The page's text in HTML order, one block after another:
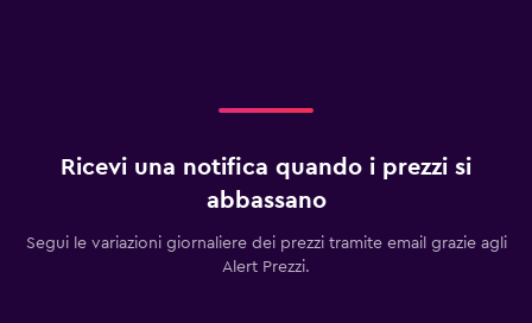
Ricevi una notifica quando i prezzi si
abbassano
Segui le variazioni giornaliere dei prezzi tramite email grazie agli
Alert Prezzi.